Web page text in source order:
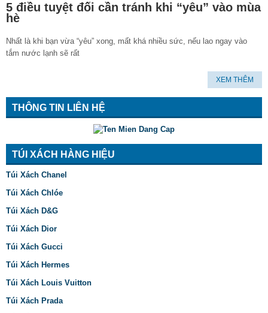
5 điều tuyệt đối cần tránh khi “yêu” vào mùa
hè
Nhất là khi bạn vừa “yêu” xong, mất khá nhiều sức, nếu lao ngay vào
tắm nước lạnh sẽ rất
XEM THÊM
THÔNG TIN LIÊN HỆ
TÚI XÁCH HÀNG HIỆU
Túi Xách Chanel
Túi Xách Chlóe
Túi Xách D&G
Túi Xách Dior
Túi Xách Gucci
Túi Xách Hermes
Túi Xách Louis Vuitton
Túi Xách Prada